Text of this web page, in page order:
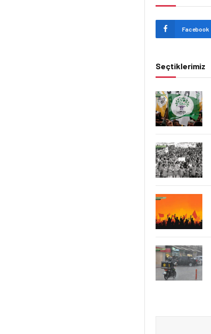
Facebook
Seçtiklerimiz